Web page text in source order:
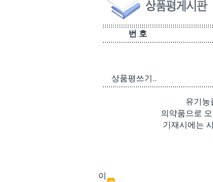
번 호
상품평쓰기..
유기농
의약품으로
기재시에는
이